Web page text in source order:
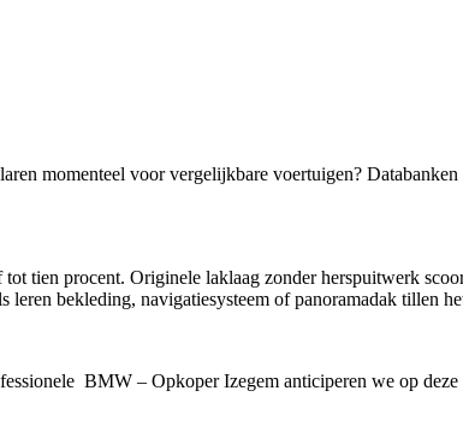
momenteel voor vergelijkbare voertuigen?
tien procent. Originele laklaag zonder herspuitwerk
bekleding, navigatiesysteem of panoramadak tillen
BMW – Opkoper Izegem anticiperen we op